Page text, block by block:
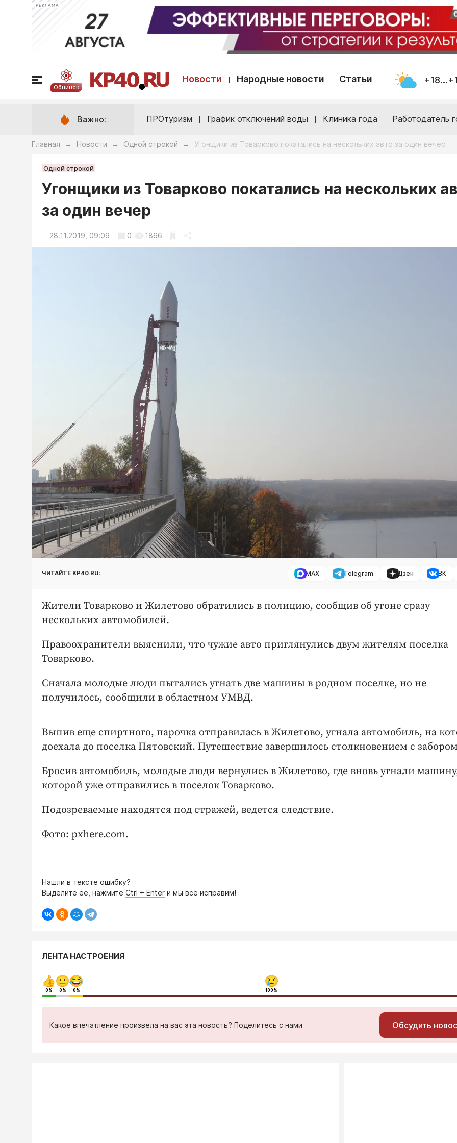
РЕКЛАМА
Обнинск
Новости Народные новости Статьи
Важно: ПРОтуризм График отключений воды Клиника года Работодатель
Главная → Новости → Одной строкой → Угонщики из Товарково покатались на нескольких авто за один вечер
Одной строкой
Угонщики из Товарково покатались на нескольких
за один вечер
28.11.2019, 09:09 0 1866
ЧИТАЙТЕ KP40.RU: MAX Telegram Дзен ВК
Жители Товарково и Жилетово обратились в полицию, сообщив об угоне сразу
нескольких автомобилей.
Правоохранители выяснили, что чужие авто приглянулись двум жителям поселка
Товарково.
Сначала молодые люди пытались угнать две машины в родном поселке, но не
получилось, сообщили в областном УМВД.
Выпив еще спиртного, парочка отправилась в Жилетово, угнала автомобиль, на
доехала до поселка Пятовский. Путешествие завершилось столкновением с
Бросив автомобиль, молодые люди вернулись в Жилетово, где вновь угнали
которой уже отправились в поселок Товарково.
Подозреваемые находятся под стражей, ведется следствие.
Фото: pxhere.com.
Нашли в тексте ошибку?
Выделите её, нажмите Ctrl + Enter и мы всё исправим!
ЛЕНТА НАСТРОЕНИЯ
0% 0% 0% 100%
Какое впечатление произвела на вас эта новость? Поделитесь с нами Обсудить